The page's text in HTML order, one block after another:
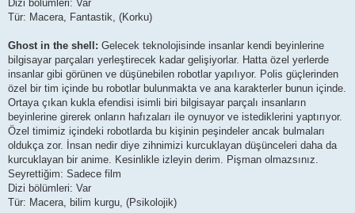
Dizi bölümleri: Var
Tür: Macera, Fantastik, (Korku)
Ghost in the shell: Gelecek teknolojisinde insanlar kendi beyinlerine
bilgisayar parçaları yerleştirecek kadar gelişiyorlar. Hatta özel yerlerde
insanlar gibi görünen ve düşünebilen robotlar yapılıyor. Polis güçlerinden
özel bir tim içinde bu robotlar bulunmakta ve ana karakterler bunun içinde.
Ortaya çıkan kukla efendisi isimli biri bilgisayar parçalı insanların
beyinlerine girerek onların hafızaları ile oynuyor ve istediklerini yaptırıyor.
Özel timimiz içindeki robotlarda bu kişinin peşindeler ancak bulmaları
oldukça zor. İnsan nedir diye zihnimizi kurcuklayan düşünceleri daha da
kurcuklayan bir anime. Kesinlikle izleyin derim. Pişman olmazsınız.
Seyrettiğim: Sadece film
Dizi bölümleri: Var
Tür: Macera, bilim kurgu, (Psikolojik)